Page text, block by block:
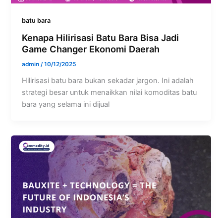
batu bara
Kenapa Hilirisasi Batu Bara Bisa Jadi
Game Changer Ekonomi Daerah
admin /10/12/2025
Hilirisasi batu bara bukan sekadar jargon. Ini adalah
strategi besar untuk menaikkan nilai komoditas batu
bara yang selama ini dijual